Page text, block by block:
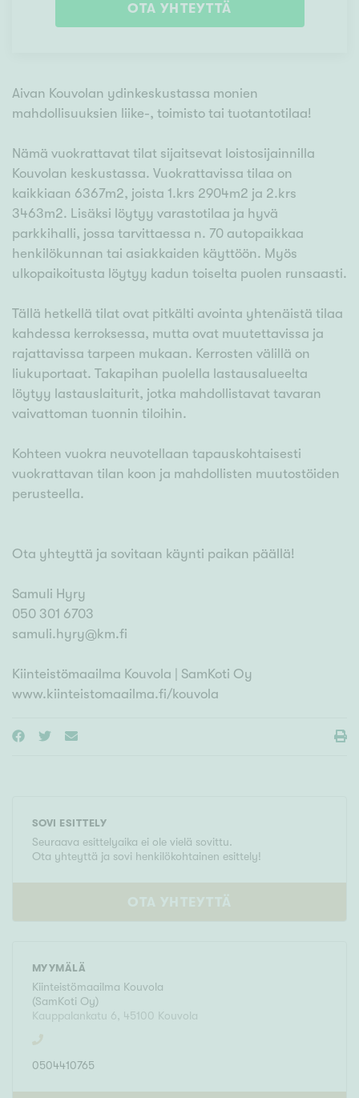
OTA YHTEYTTÄ
Aivan Kouvolan ydinkeskustassa monien
mahdollisuuksien liike-, toimisto tai tuotantotilaa!
Nämä vuokrattavat tilat sijaitsevat loistosijainnilla
Kouvolan keskustassa. Vuokrattavissa tilaa on
kaikkiaan 6367m2, joista 1.krs 2904m2 ja 2.krs
3463m2. Lisäksi löytyy varastotilaa ja hyvä
parkkihalli, jossa tarvittaessa n. 70 autopaikkaa
henkilökunnan tai asiakkaiden käyttöön. Myös
ulkopaikoitusta löytyy kadun toiselta puolen runsaasti.
Tällä hetkellä tilat ovat pitkälti avointa yhtenäistä tilaa
kahdessa kerroksessa, mutta ovat muutettavissa ja
rajattavissa tarpeen mukaan. Kerrosten välillä on
liukuportaat. Takapihan puolella lastausalueelta
löytyy lastauslaiturit, jotka mahdollistavat tavaran
vaivattoman tuonnin tiloihin.
Kohteen vuokra neuvotellaan tapauskohtaisesti
vuokrattavan tilan koon ja mahdollisten muutostöiden
perusteella.
Ota yhteyttä ja sovitaan käynti paikan päällä!
Samuli Hyry
050 301 6703
samuli.hyry@km.fi
Kiinteistömaailma Kouvola | SamKoti Oy
www.kiinteistomaailma.fi/kouvola
SOVI ESITTELY
Seuraava esittelyaika ei ole vielä sovittu.
Ota yhteyttä ja sovi henkilökohtainen esittely!
OTA YHTEYTTÄ
MYYMÄLÄ
Kiinteistömaailma Kouvola
(SamKoti Oy)
Kauppalankatu 6, 45100 Kouvola
0504410765